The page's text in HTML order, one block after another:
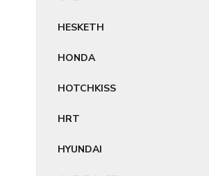
HESKETH
HONDA
HOTCHKISS
HRT
HYUNDAI